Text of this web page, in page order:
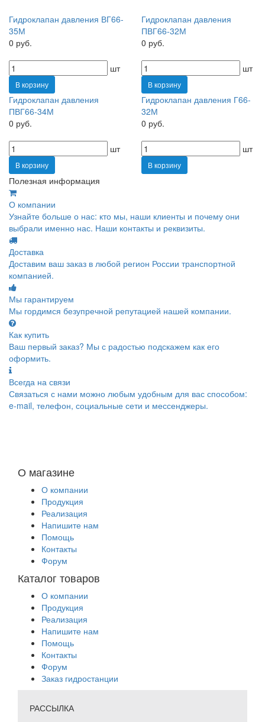
Гидроклапан давления ВГ66-
35М
0 руб.
шт
В корзину
Гидроклапан давления
ПВГ66-32М
0 руб.
шт
В корзину
Гидроклапан давления
ПВГ66-34М
0 руб.
шт
В корзину
Гидроклапан давления Г66-
32М
0 руб.
шт
В корзину
Полезная информация
О компании
Узнайте больше о нас: кто мы, наши клиенты и почему они
выбрали именно нас. Наши контакты и реквизиты.
Доставка
Доставим ваш заказ в любой регион России транспортной
компанией.
Мы гарантируем
Мы гордимся безупречной репутацией нашей компании.
Как купить
Ваш первый заказ? Мы с радостью подскажем как его
оформить.
Всегда на связи
Связаться с нами можно любым удобным для вас способом:
e-mail, телефон, социальные сети и мессенджеры.
О магазине
О компании
Продукция
Реализация
Напишите нам
Помощь
Контакты
Форум
Каталог товаров
О компании
Продукция
Реализация
Напишите нам
Помощь
Контакты
Форум
Заказ гидростанции
РАССЫЛКА